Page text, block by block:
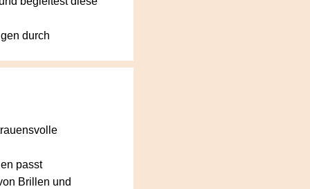
durch
passt
Brillen und